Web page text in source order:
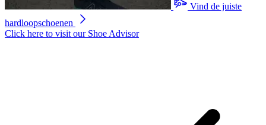
Vind de juiste
hardloopschoenen
Click here to visit our Shoe Advisor